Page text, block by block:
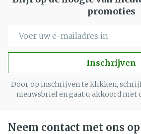
promoties
Inschrijven
Door op inschrijven te klikken,
nieuwsbrief en gaat u akkoord met
Neem contact met ons op